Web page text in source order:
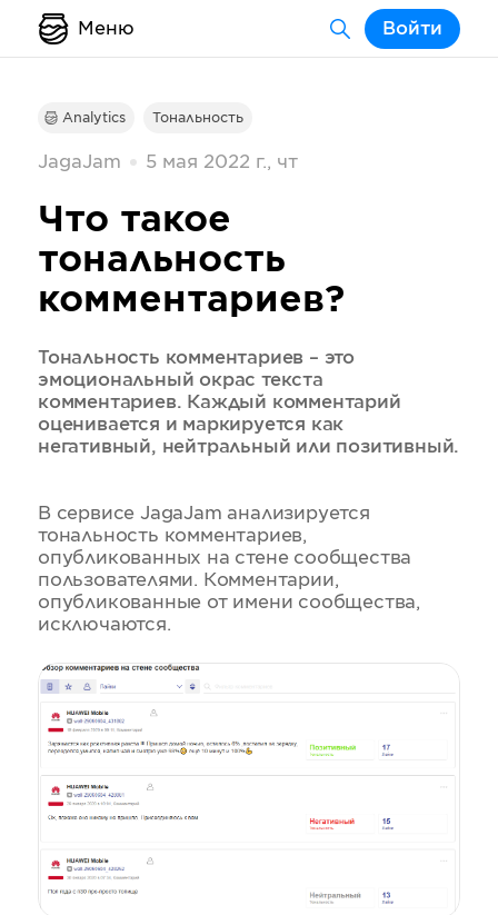
Меню Войти
Analytics Тональность
JagaJam 5 мая 2022 г., чт
Что такое
тональность
комментариев?
Тональность комментариев – это
эмоциональный окрас текста
комментариев. Каждый комментарий
оценивается и маркируется как
негативный, нейтральный или позитивный.
В сервисе JagaJam анализируется
тональность комментариев,
опубликованных на стене сообщества
пользователями. Комментарии,
опубликованные от имени сообщества,
исключаются.